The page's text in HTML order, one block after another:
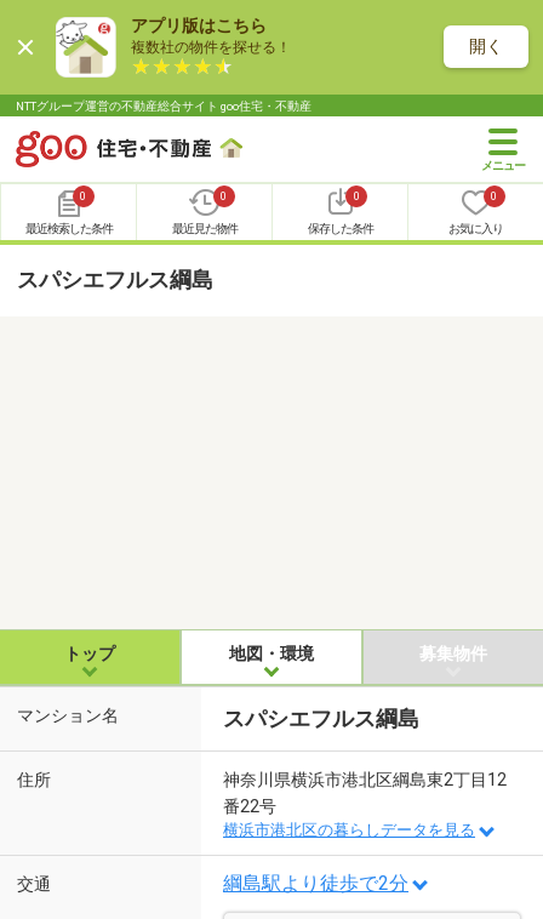
アプリ版はこちら
複数社の物件を探せる！ 開く
NTTグループ運営の不動産総合サイト goo住宅・不動産
0
最近検索した条件
0
最近見た物件
0
保存した条件
0
お気に入り
スパシエフルス綱島
トップ 地図・環境 募集物件
マンション名 スパシエフルス綱島
住所
神奈川県横浜市港北区綱島東2丁目12
番22号
横浜市港北区の暮らしデータを見る
交通 綱島駅より徒歩で2分